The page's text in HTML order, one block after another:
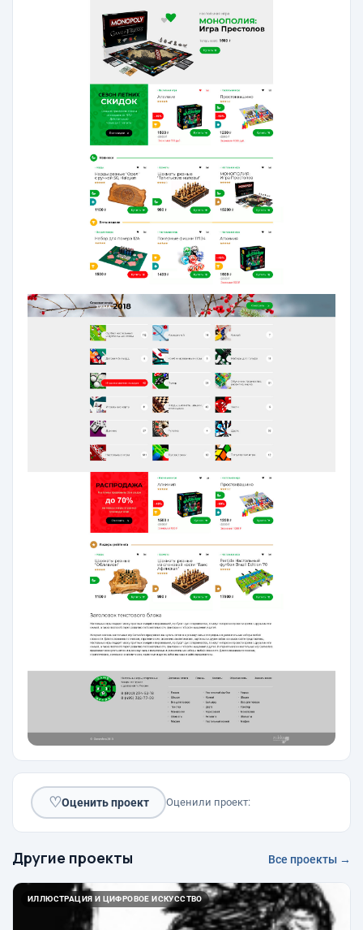
♡Оценить проект Оценили проект:
Другие проекты Все проекты →
ИЛЛЮСТРАЦИЯ И ЦИФРОВОЕ ИСКУССТВО